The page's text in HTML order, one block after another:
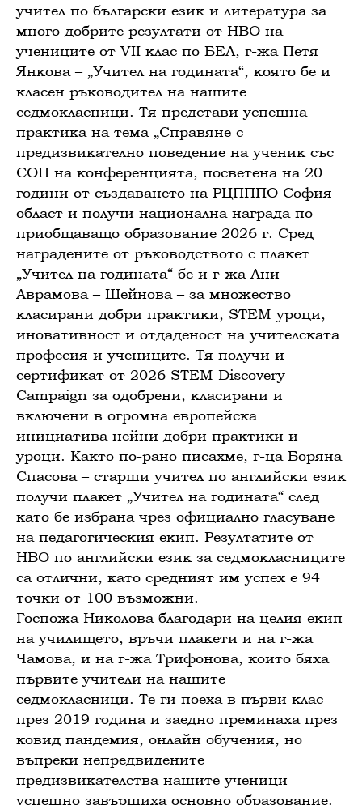
учител по български език и литература за
много добрите резултати от НВО на
учениците от VII клас по БЕЛ, г-жа Петя
Янкова – „Учител на годината“, която бе и
класен ръководител на нашите
седмокласници. Тя представи успешна
практика на тема „Справяне с
предизвикателно поведение на ученик със
СОП на конференцията, посветена на 20
години от създаването на РЦПППО София-
област и получи национална награда по
приобщаващо образование 2026 г. Сред
наградените от ръководството с плакет
„Учител на годината“ бе и г-жа Ани
Аврамова – Шейнова – за множество
класирани добри практики, STEM уроци,
иновативност и отдаденост на учителската
професия и учениците. Тя получи и
сертификат от 2026 STEM Discovery
Campaign за одобрени, класирани и
включени в огромна европейска
инициатива нейни добри практики и
уроци. Както по-рано писахме, г-ца Боряна
Спасова – старши учител по английски език
получи плакет „Учител на годината“ след
като бе избрана чрез официално гласуване
на педагогическия екип. Резултатите от
НВО по английски език за седмокласниците
са отлични, като средният им успех е 94
точки от 100 възможни.
Госпожа Николова благодари на целия екип
на училището, връчи плакети и на г-жа
Чамова, и на г-жа Трифонова, които бяха
първите учители на нашите
седмокласници. Те ги поеха в първи клас
през 2019 година и заедно преминаха през
ковид пандемия, онлайн обучения, но
въпреки непредвидените
предизвикателства нашите ученици
успешно завършиха основно образование.